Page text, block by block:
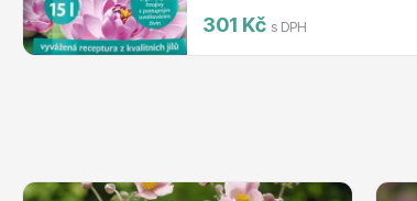
301 Kč s DPH